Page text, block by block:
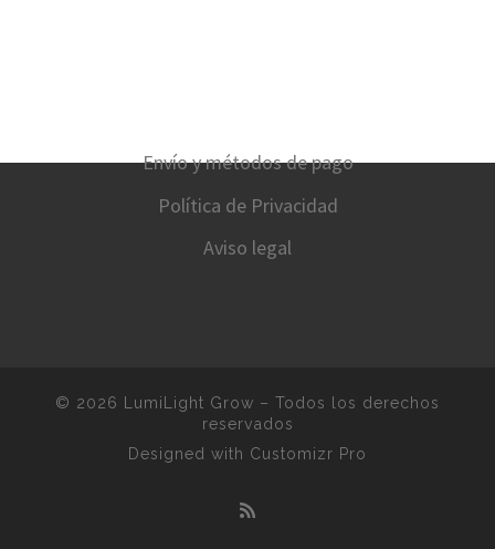
Envío y métodos de pago
Política de Privacidad
Aviso legal
© 2026 LumiLight Grow – Todos los derechos
reservados
Designed with Customizr Pro